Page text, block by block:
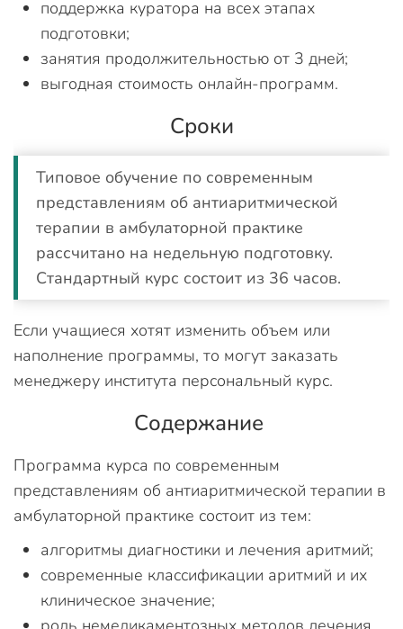
поддержка куратора на всех этапах
подготовки;
занятия продолжительностью от 3 дней;
выгодная стоимость онлайн-программ.
Сроки
Типовое обучение по современным
представлениям об антиаритмической
терапии в амбулаторной практике
рассчитано на недельную подготовку.
Стандартный курс состоит из 36 часов.
Если учащиеся хотят изменить объем или
наполнение программы, то могут заказать
менеджеру института персональный курс.
Содержание
Программа курса по современным
представлениям об антиаритмической терапии в
амбулаторной практике состоит из тем:
алгоритмы диагностики и лечения аритмий;
современные классификации аритмий и их
клиническое значение;